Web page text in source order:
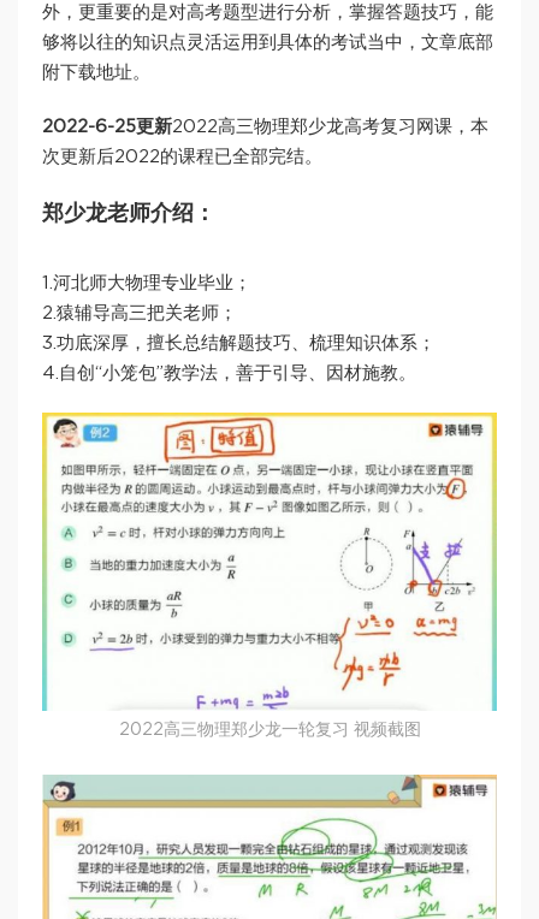
外，更重要的是对高考题型进行分析，掌握答题技巧，能
够将以往的知识点灵活运用到具体的考试当中，文章底部
附下载地址。
2022-6-25更新2022高三物理郑少龙高考复习网课，本
次更新后2022的课程已全部完结。
郑少龙老师介绍：
1.河北师大物理专业毕业；
2.猿辅导高三把关老师；
3.功底深厚，擅长总结解题技巧、梳理知识体系；
4.自创“小笼包”教学法，善于引导、因材施教。
2022高三物理郑少龙一轮复习 视频截图